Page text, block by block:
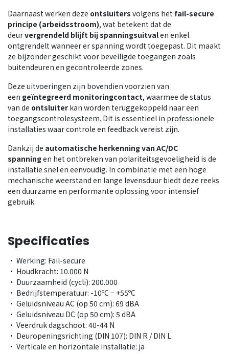
Daarnaast werken deze ontsluiters volgens het fail-secure
principe (arbeidsstroom), wat betekent dat de
deurvergrendeld blijft bij spanningsuitvalen enkel
ontgrendelt wanneer er spanning wordt toegepast. Dit maakt
ze bijzonder geschikt voor beveiligde toegangen zoals
buitendeuren en gecontroleerde zones.
Deze uitvoeringen zijn bovendien voorzien van
een geïntegreerd monitoringcontact, waarmee de status
van de ontsluiter kan worden teruggekoppeld naar een
toegangscontrolesysteem. Dit is essentieel in professionele
installaties waar controle en feedback vereist zijn.
Dankzij de automatische herkenning van AC/DC
spanning en het ontbreken van polariteitsgevoeligheid is de
installatie snel en eenvoudig. In combinatie met een hoge
mechanische weerstand en lange levensduur biedt deze reeks
een duurzame en performante oplossing voor intensief
gebruik.
Specificaties
• Werking: Fail-secure
• Houdkracht: 10.000 N
• Duurzaamheid (cycli): 200.000
• Bedrijfstemperatuur: -10ºC − +55ºC
• Geluidsniveau AC (op 50 cm): 69 dBA
• Geluidsniveau DC (op 50 cm): 5 dBA
• Veerdruk dagschoot: 40-44 N
• Deuropeningsrichting (DIN 107): DIN R / DIN L
• Verticale en horizontale installatie: ja